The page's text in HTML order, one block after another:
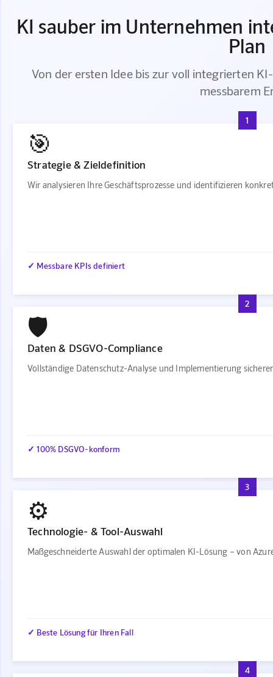
KI sauber im Unternehmen
Plan
Von der ersten Idee bis zur voll integrierten
messbarem
1
🎯
Strategie & Zieldefinition
Wir analysieren Ihre Geschäftsprozesse und identifizieren
✓ Messbare KPIs definiert
2
🛡️
Daten & DSGVO-Compliance
Vollständige Datenschutz-Analyse und Implementierung
✓ 100% DSGVO-konform
3
⚙️
Technologie- & Tool-Auswahl
Maßgeschneiderte Auswahl der optimalen KI-Lösung – von
✓ Beste Lösung für Ihren Fall
4